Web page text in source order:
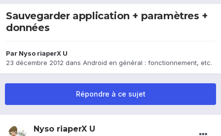
Sauvegarder application + paramètres +
données
Par Nyso riaperX U
23 décembre 2012 dans Android en général : fonctionnement, etc.
Répondre à ce sujet
Nyso riaperX U